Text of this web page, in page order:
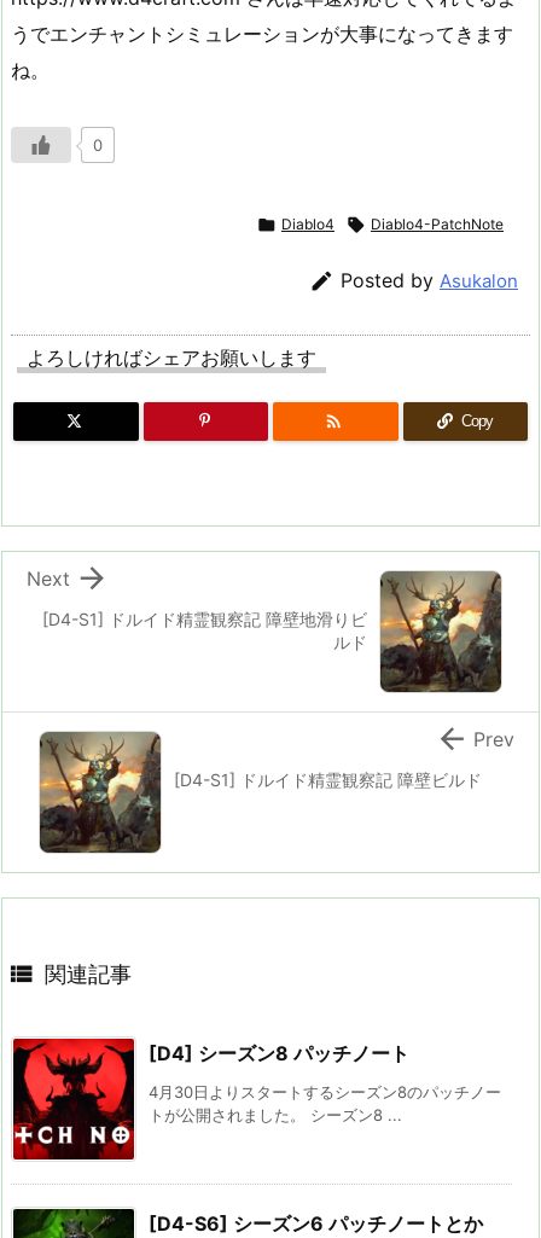
うでエンチャントシミュレーションが大事になってきます
ね。
0
 Diablo4  Diablo4-PatchNote
 Posted by Asukalon
よろしければシェアお願いします
 Copy
[D4-S1] ドルイド精霊観察記 障壁地滑りビ
ルド

Next
[D4-S1] ドルイド精霊観察記 障壁ビルド
 Prev
 関連記事
[D4] シーズン8 パッチノート
4月30日よりスタートするシーズン8のパッチノー
トが公開されました。 シーズン8 ...
[D4-S6] シーズン6 パッチノートとか